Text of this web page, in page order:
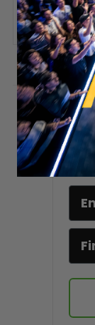
You must be